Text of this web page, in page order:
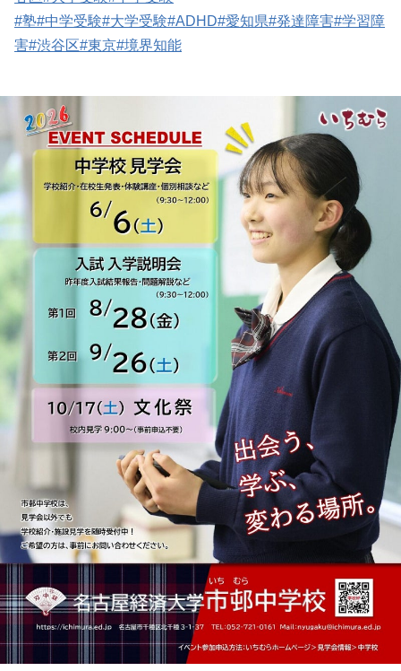
#塾#中学受験#大学受験#ADHD#愛知県#発達障害#学習障
害#渋谷区#東京#境界知能